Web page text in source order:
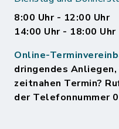
8:00 Uhr - 12:00 Uhr
14:00 Uhr - 18:00 Uhr
Online-
dringendes
zeitnahen Termin?
der Telefonnummer